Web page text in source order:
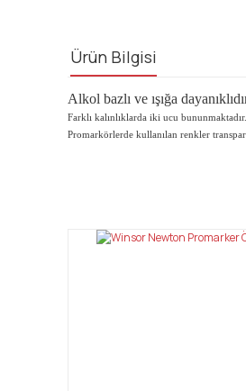
Ürün Bilgisi
Alkol bazlı ve ışığa
Farklı kalınlıklarda iki ucu
Promarkörlerde kullanılan renkler
Bu ürünün fiyat bilgisi,
Ürün resmi kalitesiz, bozuk